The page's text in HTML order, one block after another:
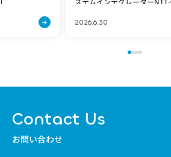
2026.6.30
Contact Us
お問い合わせ